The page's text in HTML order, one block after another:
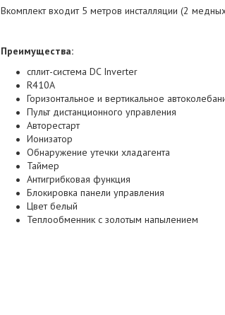
Вкомплект входит 5 метров инсталляции (2
Преимущества:
сплит-система DC Inverter
R410А
Горизонтальное и вертикальное
Пульт дистанционного управления
Авторестарт
Ионизатор
Обнаружение утечки хладагента
Таймер
Антигрибковая функция
Блокировка панели управления
Цвет белый
Теплообменник с золотым напылением